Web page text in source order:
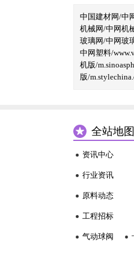
中国建材网/中
机械网/中网机
玻璃网/中网玻
中网塑料/
机版/
版/
全站地图
资讯中心
行业资讯
原料动态
工程招标
气动球阀